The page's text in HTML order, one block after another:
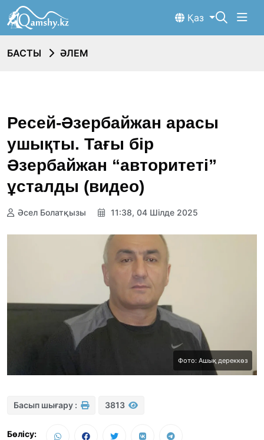
Қаз
БАСТЫ ӘЛЕМ
Ресей-Әзербайжан арасы
ушықты. Тағы бір
Әзербайжан “авторитеті”
ұсталды (видео)
Әсел Болатқызы 11:38, 04 Шілде 2025
Фото: Ашық дереккөз
Басып шығару : 3813
Бөлісу: